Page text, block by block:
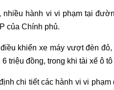
nhiều hành vi vi phạm tại
của Chính phủ.
khiển xe máy vượt đèn
triệu đồng, trong khi tài xế ô
chi tiết các hành vi vi